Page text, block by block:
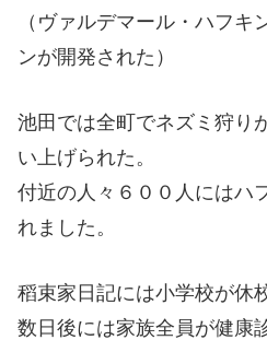
（ヴァルデマール・ハフ
ンが開発された）
池田では全町でネズミ狩り
い上げられた。
付近の人々６００人にはハ
れました。
稻束家日記には小学校が休
数日後には家族全員が健康